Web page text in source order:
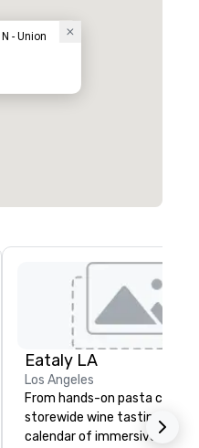
- Union
Eataly LA
Los Angeles
From hands-on pasta
storewide wine tastings, our
calendar of immersive